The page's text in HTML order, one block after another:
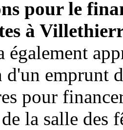
pour le
à
également
emprunt
pour
la salle des